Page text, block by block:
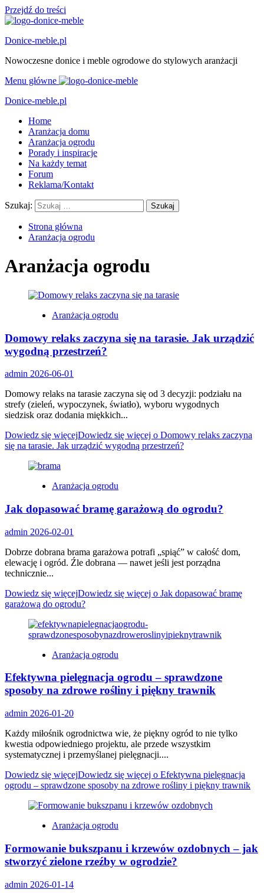
Przejdź do treści
Donice-meble.pl
Nowoczesne donice i meble ogrodowe do stylowych aranżacji
Menu główne
Donice-meble.pl
Home
Aranżacja domu
Aranżacja ogrodu
Porady i inspiracje
Na każdy temat
Forum
Reklama/Kontakt
Szukaj:
Strona główna
Aranżacja ogrodu
Aranżacja ogrodu
Aranżacja ogrodu
Domowy relaks zaczyna się na tarasie. Jak urządzić
wygodną przestrzeń?
admin 2026-06-01
Domowy relaks na tarasie zaczyna się od 3 decyzji: podziału na
strefy (zieleń, wypoczynek, światło), wyboru wygodnych
siedzisk oraz dodania miękkich...
Dowiedz się więcejDowiedz się więcej o Domowy relaks zaczyna
się na tarasie. Jak urządzić wygodną przestrzeń?
Aranżacja ogrodu
Jak dopasować bramę garażową do ogrodu?
admin 2026-02-01
Dobrze dobrana brama garażowa potrafi „spiąć” w całość dom,
elewację i ogród. Źle dobrana — nawet jeśli jest porządna
technicznie...
Dowiedz się więcejDowiedz się więcej o Jak dopasować bramę
garażową do ogrodu?
Aranżacja ogrodu
Efektywna pielęgnacja ogrodu – sprawdzone
sposoby na zdrowe rośliny i piękny trawnik
admin 2026-01-20
Każdy miłośnik ogrodnictwa wie, że piękny ogród to nie tylko
kwestia odpowiedniego projektu, ale przede wszystkim
systematycznej i przemyślanej pielęgnacji....
Dowiedz się więcejDowiedz się więcej o Efektywna pielęgnacja
ogrodu – sprawdzone sposoby na zdrowe rośliny i piękny trawnik
Aranżacja ogrodu
Formowanie bukszpanu i krzewów ozdobnych – jak
stworzyć zielone rzeźby w ogrodzie?
admin 2026-01-14